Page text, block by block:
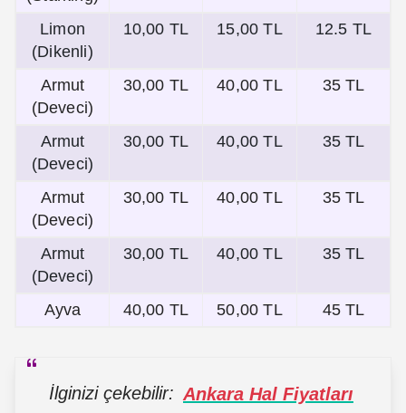
Limon
(Dikenli)
10,00 TL 15,00 TL 12.5 TL
Armut
(Deveci)
30,00 TL 40,00 TL 35 TL
Armut
(Deveci)
30,00 TL 40,00 TL 35 TL
Armut
(Deveci)
30,00 TL 40,00 TL 35 TL
Armut
(Deveci)
30,00 TL 40,00 TL 35 TL
Ayva 40,00 TL 50,00 TL 45 TL
İlginizi çekebilir: Ankara Hal Fiyatları